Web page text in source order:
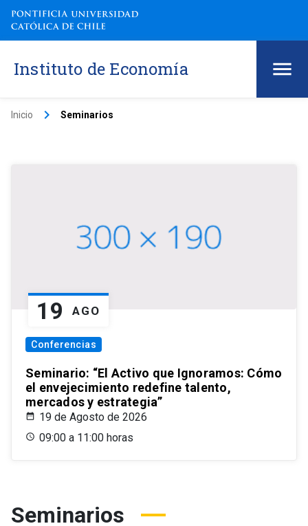
Instituto de Economía
Inicio keyboard_arrow_right Seminarios
19 AGO
Conferencias
Seminario: “El Activo que Ignoramos: Cómo
el envejecimiento redefine talento,
mercados y estrategia”
19 de Agosto de 2026
09:00 a 11:00 horas
Seminarios